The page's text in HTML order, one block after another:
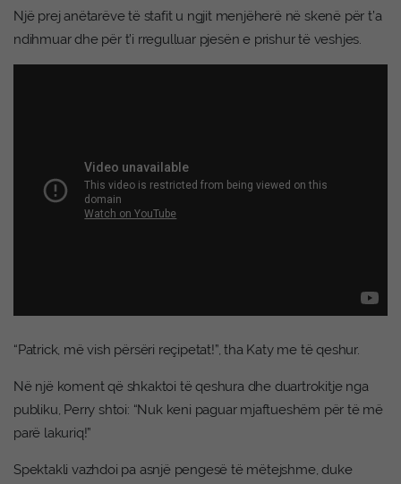
Një prej anëtarëve të stafit u ngjit menjëherë në skenë për t’a
ndihmuar dhe për t’i rregulluar pjesën e prishur të veshjes.
“Patrick, më vish përsëri reçipetat!”, tha Katy me të qeshur.
Në një koment që shkaktoi të qeshura dhe duartrokitje nga
publiku, Perry shtoi: “Nuk keni paguar mjaftueshëm për të më
parë lakuriq!”
Spektakli vazhdoi pa asnjë pengesë të mëtejshme, duke